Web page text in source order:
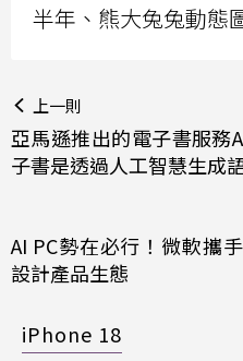
半年、熊大兔兔動態
上一則
亞馬遜推出的電子書服務
子書是透過人工智慧生成
AI PC勢在必行！微軟攜
設計產品生態
iPhone 18